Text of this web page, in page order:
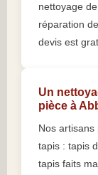
nettoyage
réparation
devis est
Un
pièce à
Nos
tapis : tapis
tapis faits